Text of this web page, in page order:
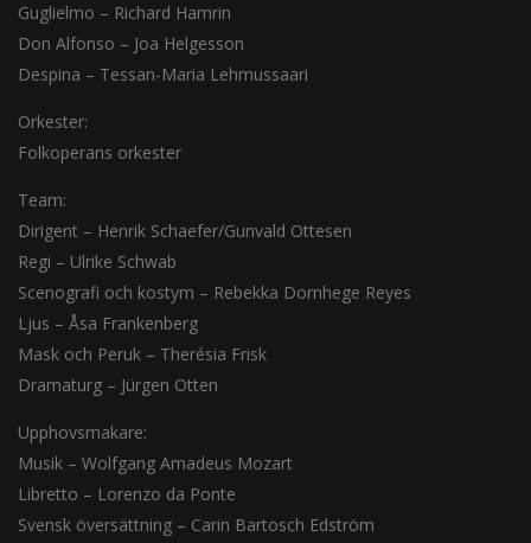
Guglielmo – Richard Hamrin
Don Alfonso – Joa Helgesson
Despina – Tessan-Maria Lehmussaari
Orkester:
Folkoperans orkester
Team:
Dirigent – Henrik Schaefer/Gunvald Ottesen
Regi – Ulrike Schwab
Scenografi och kostym – Rebekka Dornhege Reyes
Ljus – Åsa Frankenberg
Mask och Peruk – Therésia Frisk
Dramaturg – Jürgen Otten
Upphovsmakare:
Musik – Wolfgang Amadeus Mozart
Libretto – Lorenzo da Ponte
Svensk översättning – Carin Bartosch Edström